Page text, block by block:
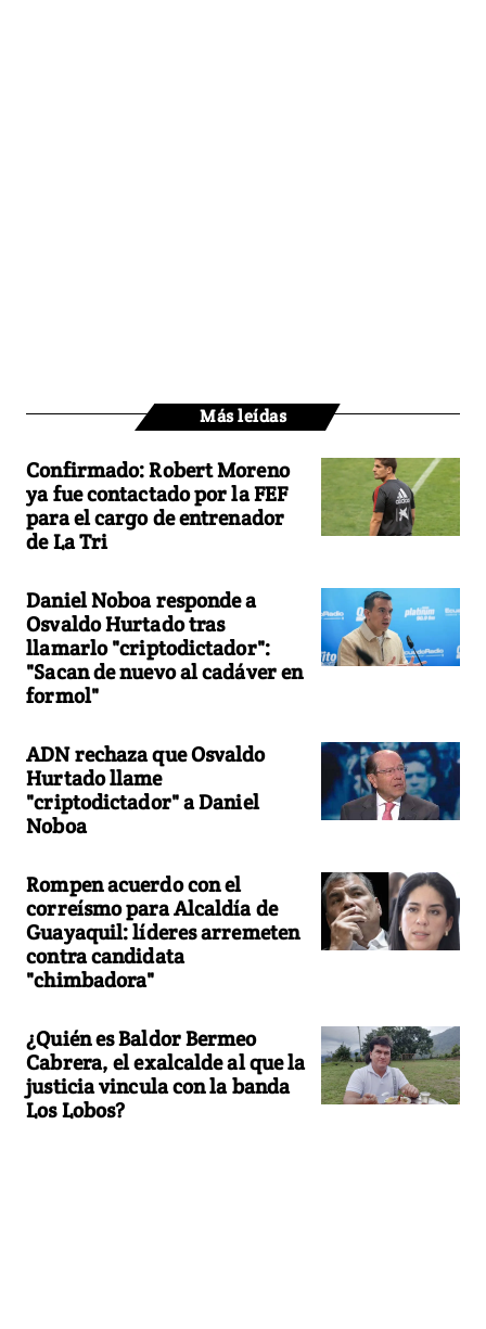
Más leídas
Confirmado: Robert Moreno
ya fue contactado por la FEF
para el cargo de entrenador
de La Tri
Daniel Noboa responde a
Osvaldo Hurtado tras
llamarlo "criptodictador":
"Sacan de nuevo al cadáver en
formol"
ADN rechaza que Osvaldo
Hurtado llame
"criptodictador" a Daniel
Noboa
Rompen acuerdo con el
correísmo para Alcaldía de
Guayaquil: líderes arremeten
contra candidata
"chimbadora"
¿Quién es Baldor Bermeo
Cabrera, el exalcalde al que la
justicia vincula con la banda
Los Lobos?